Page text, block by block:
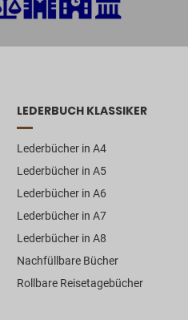
LEDERBUCH KLASSIKER
Lederbücher in A4
Lederbücher in A5
Lederbücher in A6
Lederbücher in A7
Lederbücher in A8
Nachfüllbare Bücher
Rollbare Reisetagebücher